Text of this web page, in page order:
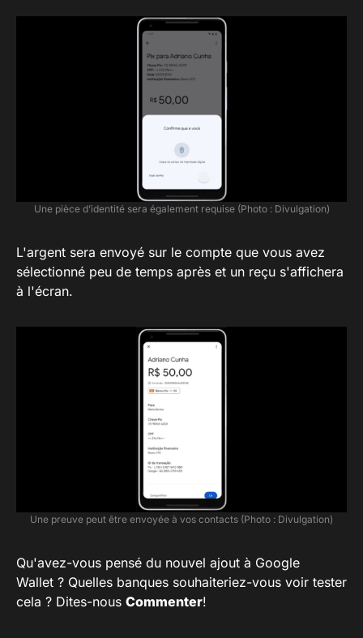
Une pièce d’identité sera également requise (Photo : Divulgation)
L'argent sera envoyé sur le compte que vous avez
sélectionné peu de temps après et un reçu s'affichera
à l'écran.
Une preuve peut être envoyée à vos contacts (Photo : Divulgation)
Qu'avez-vous pensé du nouvel ajout à Google
Wallet ? Quelles banques souhaiteriez-vous voir tester
cela ? Dites-nous Commenter!